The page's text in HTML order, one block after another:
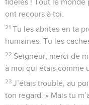
7 Je déteste le culte
confie en toi, Seigneur.
Je veux crier ma joie
tu as reconnu ma
Tu ne m’as pas
m’as remis sur pied, tu
Accorde-moi ton
corps et âme, mes